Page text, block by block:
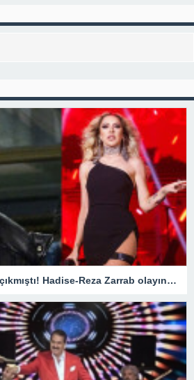
Mesajlaşmalar ortaya çıkmıştı! Hadise-Reza Zarrab olayında flaş gelişme